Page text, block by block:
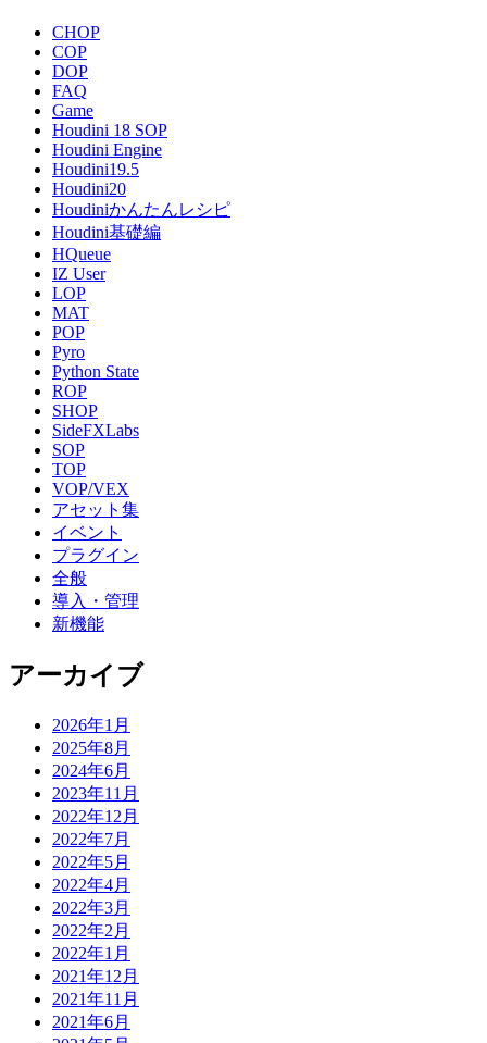
CHOP
COP
DOP
FAQ
Game
Houdini 18 SOP
Houdini Engine
Houdini19.5
Houdini20
Houdiniかんたんレシピ
Houdini基礎編
HQueue
IZ User
LOP
MAT
POP
Pyro
Python State
ROP
SHOP
SideFXLabs
SOP
TOP
VOP/VEX
アセット集
イベント
プラグイン
全般
導入・管理
新機能
アーカイブ
2026年1月
2025年8月
2024年6月
2023年11月
2022年12月
2022年7月
2022年5月
2022年4月
2022年3月
2022年2月
2022年1月
2021年12月
2021年11月
2021年6月